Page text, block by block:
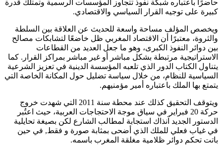
حاضرًا باعتباره شبكة نفوذ تتجاوز المؤسسات الرسمية وتمتلك قدرة
كبيرة على توجيه القرار السياسي والاقتصادي.
ويخصص المؤلف مساحة واسعة للحديث عن العلاقة بين السلطة
والثروة، معتبرًا أن الاقتصاد المغربي ظل خاضعًا لتشابكات مصالح
بين دوائر النفوذ الكبرى، وهو ما جعل العديد من القطاعات
الاستراتيجية مرتبطة بشكل مباشر أو غير مباشر بمراكز القرار. كما
يتناول الكتاب الدور الذي تلعبه المؤسسة الدينية في تعزيز الشرعية
السياسية للنظام، من خلال سياسة تضليل حول المكانة الخاصة التي
يتمتع بها الملك باعتباره أمير مؤمنيهم.
ويتوقف التحقيق كذلك عند محطة سنة 2011 التي شهدت خروج
حركة 20 فبراير في سياق موجة الاحتجاجات العربية، حيث اعتُبر
الدستور الجديد آنذاك استجابة لمطالب الشارع لكن بصيغة تحايلية
في غياب فعلي للملك الذي أضحى بمثابة صورة و فقط, في حين
باتت تحكم دوائر ظلامية مغلقة المغرب باسمه.